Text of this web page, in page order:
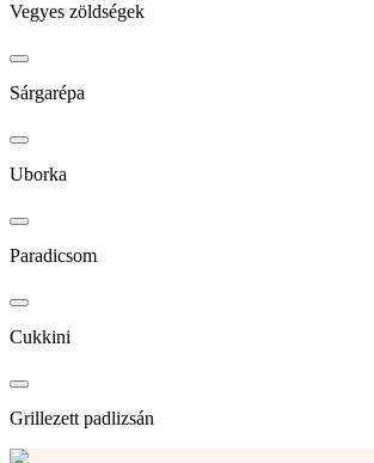
Vegyes zöldségek
Sárgarépa
Uborka
Paradicsom
Cukkini
Grillezett padlizsán